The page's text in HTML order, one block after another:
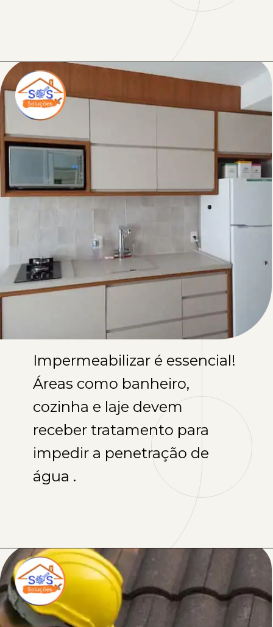
Opening https://sosreformasereparos.com.br/
Impermeabilizar é essencial!
Áreas como banheiro,
cozinha e laje devem
receber tratamento para
impedir a penetração de
água .
Openinghttps://sosreformasereparos.com.br/